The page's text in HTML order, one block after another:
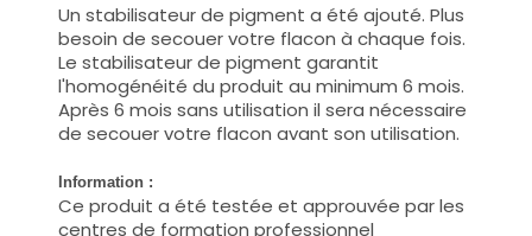
Un stabilisateur de pigment a été ajouté. Plus
besoin de secouer votre flacon à chaque fois.
Le stabilisateur de pigment garantit
l'homogénéité du produit au minimum 6 mois.
Après 6 mois sans utilisation il sera nécessaire
de secouer votre flacon avant son utilisation.
Information :
Ce produit a été testée et approuvée par les
centres de formation professionnel